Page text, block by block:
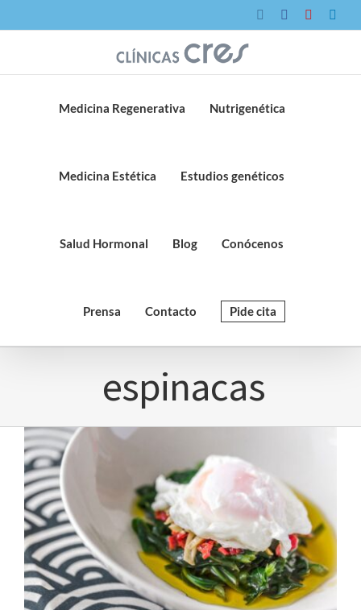
al
InstagramFacebookYouTube
Medicina Regenerativa Nutrigenética
Medicina Estética Estudios genéticos
Salud Hormonal Blog Conócenos
Prensa Contacto Pide cita
espinacas